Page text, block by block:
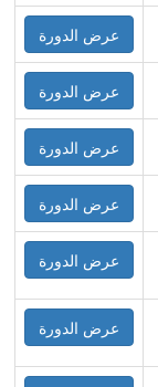
عرض الدورة
عرض الدورة
عرض الدورة
عرض الدورة
عرض الدورة
عرض الدورة